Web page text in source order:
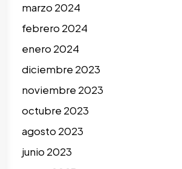
marzo 2024
febrero 2024
enero 2024
diciembre 2023
noviembre 2023
octubre 2023
agosto 2023
junio 2023